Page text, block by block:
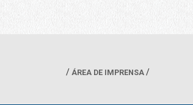
ÁREA DE IMPRENSA